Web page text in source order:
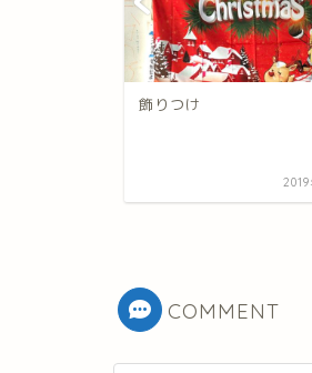
飾りつけ
2019
COMMENT